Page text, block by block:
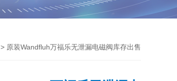
> 原装Wandfluh万福乐无泄漏电磁阀库存出售